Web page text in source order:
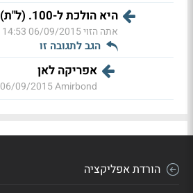
היא הולכת ל-100. (ל"ת)
אתה הזוי06/09/2015 14:53
הגב לתגובה זו
אפריקה לאן
Amirbond
06/09/2015 21:03
הורדת אפליקציה